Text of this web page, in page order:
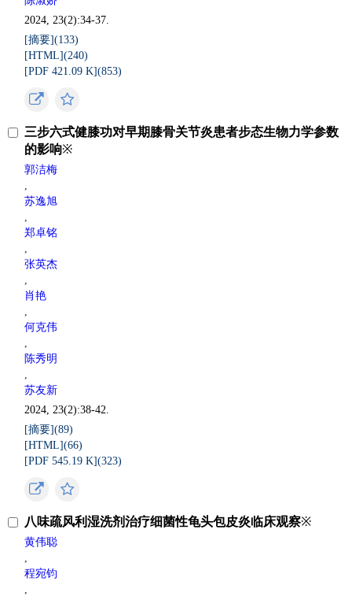
2024, 23(2):34-37.
[摘要](133)
[HTML](240)
[PDF 421.09 K](853)
三步六式健膝功对早期膝骨关节炎患者步态生物力学参数
的影响※
郭洁梅
,
苏逸旭
,
郑卓铭
,
张英杰
,
肖艳
,
何克伟
,
陈秀明
,
苏友新
2024, 23(2):38-42.
[摘要](89)
[HTML](66)
[PDF 545.19 K](323)
八味疏风利湿洗剂治疗细菌性龟头包皮炎临床观察※
黄伟聪
,
程宛钧
,